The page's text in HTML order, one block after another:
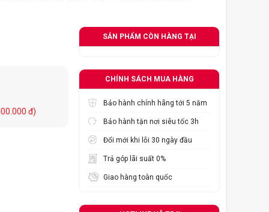
đ)
SẢN PHẨM CÒN HÀNG TẠI
CHÍNH SÁCH MUA HÀNG
Bảo hành chính hãng tới 5 năm
Bảo hành tận nơi siêu tốc 3h
Đổi mới khi lỗi 30 ngày đầu
Trả góp lãi suất 0%
Giao hàng toàn quốc